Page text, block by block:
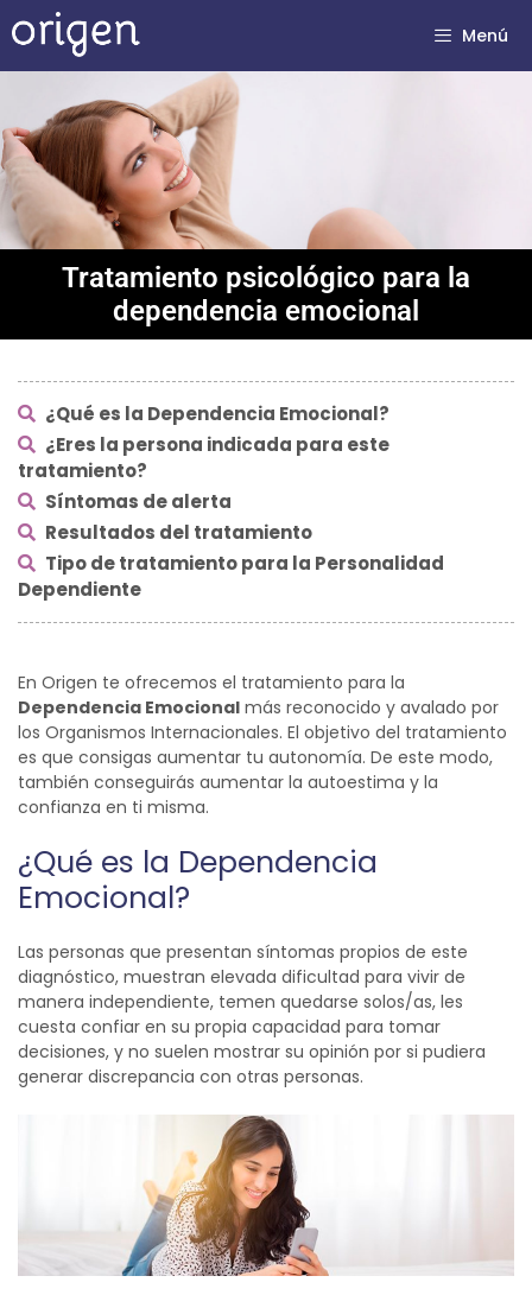
Menú
Tratamiento psicológico para la
dependencia emocional
¿Qué es la Dependencia Emocional?
¿Eres la persona indicada para este
tratamiento?
Síntomas de alerta
Resultados del tratamiento
Tipo de tratamiento para la Personalidad
Dependiente
En Origen te ofrecemos el tratamiento para la
Dependencia Emocional más reconocido y avalado por
los Organismos Internacionales. El objetivo del tratamiento
es que consigas aumentar tu autonomía. De este modo,
también conseguirás aumentar la autoestima y la
confianza en ti misma.
¿Qué es la Dependencia
Emocional?
Las personas que presentan síntomas propios de este
diagnóstico, muestran elevada dificultad para vivir de
manera independiente, temen quedarse solos/as, les
cuesta confiar en su propia capacidad para tomar
decisiones, y no suelen mostrar su opinión por si pudiera
generar discrepancia con otras personas.